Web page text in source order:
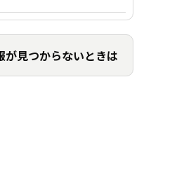
が見つからないときは